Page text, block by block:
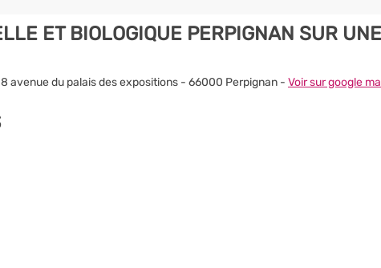
ET BIOLOGIQUE PERPIGNAN SUR UNE
avenue du palais des expositions - 66000 Perpignan - Voir sur google